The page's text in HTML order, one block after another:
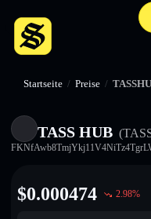
Startseite / Preise /
TASS HUB
$0.000474 2.98%